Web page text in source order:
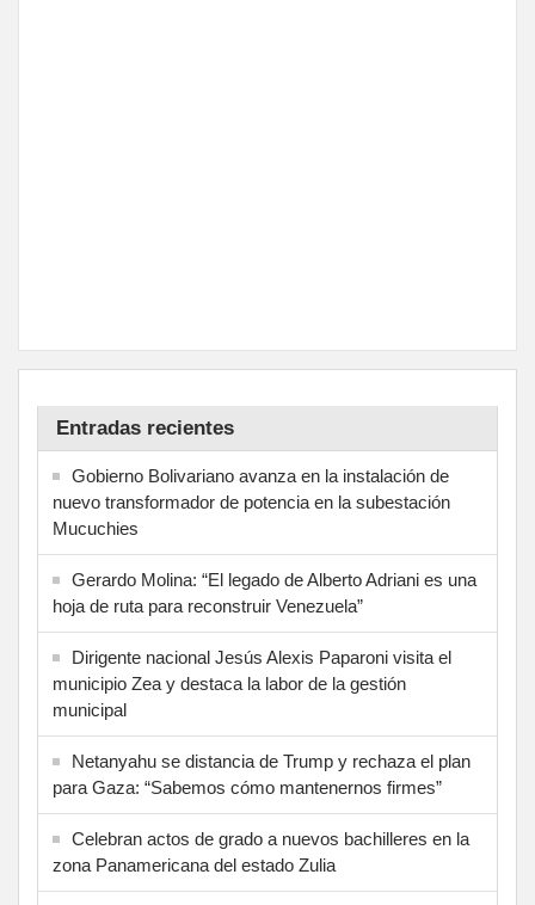
Entradas recientes
Gobierno Bolivariano avanza en la instalación de
nuevo transformador de potencia en la subestación
Mucuchies
Gerardo Molina: “El legado de Alberto Adriani es una
hoja de ruta para reconstruir Venezuela”
Dirigente nacional Jesús Alexis Paparoni visita el
municipio Zea y destaca la labor de la gestión
municipal
Netanyahu se distancia de Trump y rechaza el plan
para Gaza: “Sabemos cómo mantenernos firmes”
Celebran actos de grado a nuevos bachilleres en la
zona Panamericana del estado Zulia